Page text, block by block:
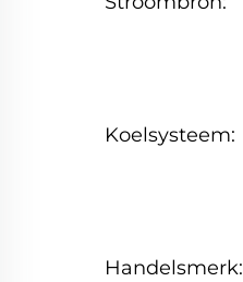
Koelsysteem:
Handelsmerk: